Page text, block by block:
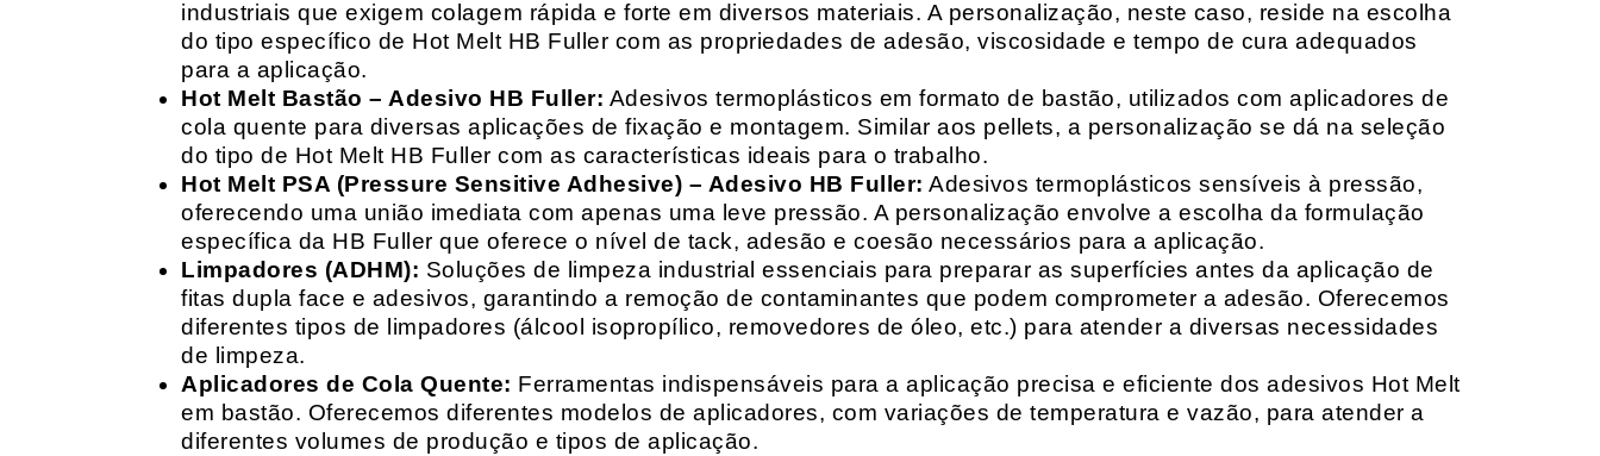
industriais que exigem colagem rápida e forte em diversos materiais. A personalização, neste caso, reside na escolha
do tipo específico de Hot Melt HB Fuller com as propriedades de adesão, viscosidade e tempo de cura adequados
para a aplicação.
Hot Melt Bastão – Adesivo HB Fuller: Adesivos termoplásticos em formato de bastão, utilizados com aplicadores de
cola quente para diversas aplicações de fixação e montagem. Similar aos pellets, a personalização se dá na seleção
do tipo de Hot Melt HB Fuller com as características ideais para o trabalho.
Hot Melt PSA (Pressure Sensitive Adhesive) – Adesivo HB Fuller: Adesivos termoplásticos sensíveis à pressão,
oferecendo uma união imediata com apenas uma leve pressão. A personalização envolve a escolha da formulação
específica da HB Fuller que oferece o nível de tack, adesão e coesão necessários para a aplicação.
Limpadores (ADHM): Soluções de limpeza industrial essenciais para preparar as superfícies antes da aplicação de
fitas dupla face e adesivos, garantindo a remoção de contaminantes que podem comprometer a adesão. Oferecemos
diferentes tipos de limpadores (álcool isopropílico, removedores de óleo, etc.) para atender a diversas necessidades
de limpeza.
Aplicadores de Cola Quente: Ferramentas indispensáveis para a aplicação precisa e eficiente dos adesivos Hot Melt
em bastão. Oferecemos diferentes modelos de aplicadores, com variações de temperatura e vazão, para atender a
diferentes volumes de produção e tipos de aplicação.